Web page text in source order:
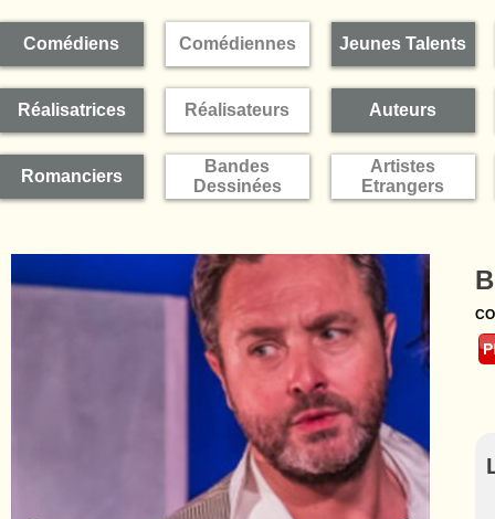
Comédiens Comédiennes Jeunes Talents
Réalisatrices Réalisateurs Auteurs
Romanciers
Bandes
Dessinées
Artistes
Etrangers